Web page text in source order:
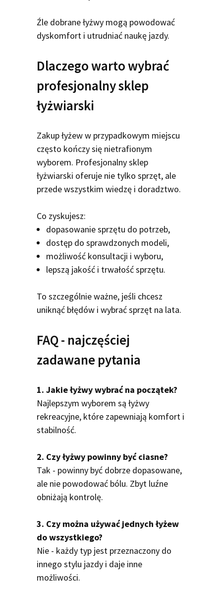
Źle dobrane łyżwy mogą powodować
dyskomfort i utrudniać naukę jazdy.
Dlaczego warto wybrać
profesjonalny sklep
łyżwiarski
Zakup łyżew w przypadkowym miejscu
często kończy się nietrafionym
wyborem. Profesjonalny sklep
łyżwiarski oferuje nie tylko sprzęt, ale
przede wszystkim wiedzę i doradztwo.
Co zyskujesz:
dopasowanie sprzętu do potrzeb,
dostęp do sprawdzonych modeli,
możliwość konsultacji i wyboru,
lepszą jakość i trwałość sprzętu.
To szczególnie ważne, jeśli chcesz
uniknąć błędów i wybrać sprzęt na lata.
FAQ - najczęściej
zadawane pytania
1. Jakie łyżwy wybrać na początek?
Najlepszym wyborem są łyżwy
rekreacyjne, które zapewniają komfort i
stabilność.
2. Czy łyżwy powinny być ciasne?
Tak - powinny być dobrze dopasowane,
ale nie powodować bólu. Zbyt luźne
obniżają kontrolę.
3. Czy można używać jednych łyżew
do wszystkiego?
Nie - każdy typ jest przeznaczony do
innego stylu jazdy i daje inne
możliwości.